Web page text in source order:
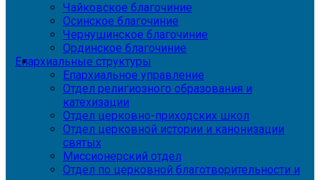
Чайковское благочиние
Осинское благочиние
Чернушинское благочиние
Ординское благочиние
Епархиальные структуры
Епархиальное управление
Отдел религиозного образования и
катехизации
Отдел церковно-приходских школ
Отдел церковной истории и канонизации
святых
Миссионерский отдел
Отдел по церковной благотворительности и